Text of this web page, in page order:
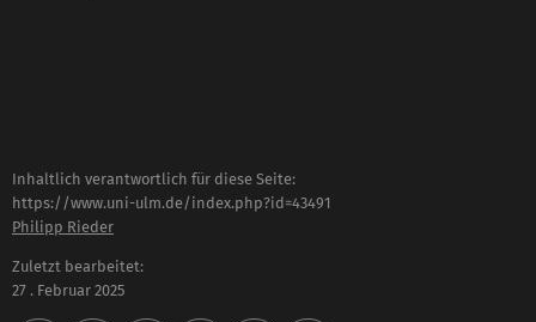
Inhaltlich verantwortlich für diese Seite:
https://www.uni-ulm.de/index.php?id=43491
Philipp Rieder
Zuletzt bearbeitet:
27 . Februar 2025